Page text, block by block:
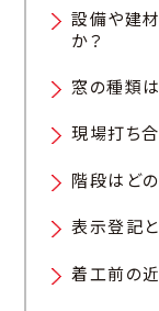
設備や建
か？
窓の種類
現場打ち
階段はど
表示登記
着工前の